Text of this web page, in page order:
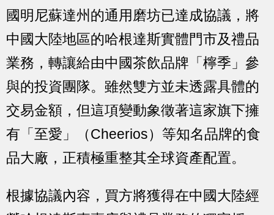
國明尼蘇達州的通用磨坊已達成協議，將
中國大陸地區的哈根達斯實體門市及禮品
業務，轉讓給由中國茶飲品牌「檸季」參
與的投資團隊。雖然雙方並未透露具體的
交易金額，但這項變動象徵著這家旗下擁
有「至愛」（Cheerios）等知名品牌的食
品大廠，正積極重整其全球資產配置。
根據協議內容，買方將獲得在中國大陸經